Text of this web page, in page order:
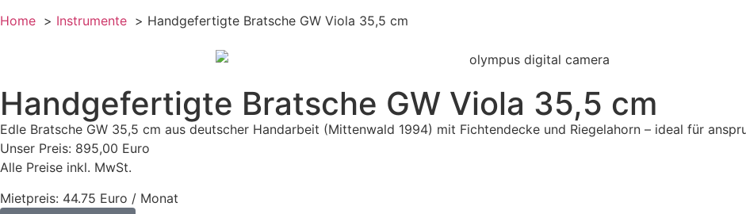
Home Instrumente Handgefertigte Bratsche GW Viola 35,5 cm
Handgefertigte Bratsche GW Viola 35,5 cm
Edle Bratsche GW 35,5 cm aus deutscher Handarbeit (Mittenwald 1994) mit Fichtendecke und Riegelahorn – ideal für
Unser Preis: 895,00 Euro
Alle Preise inkl. MwSt.
Mietpreis: 44.75 Euro / Monat